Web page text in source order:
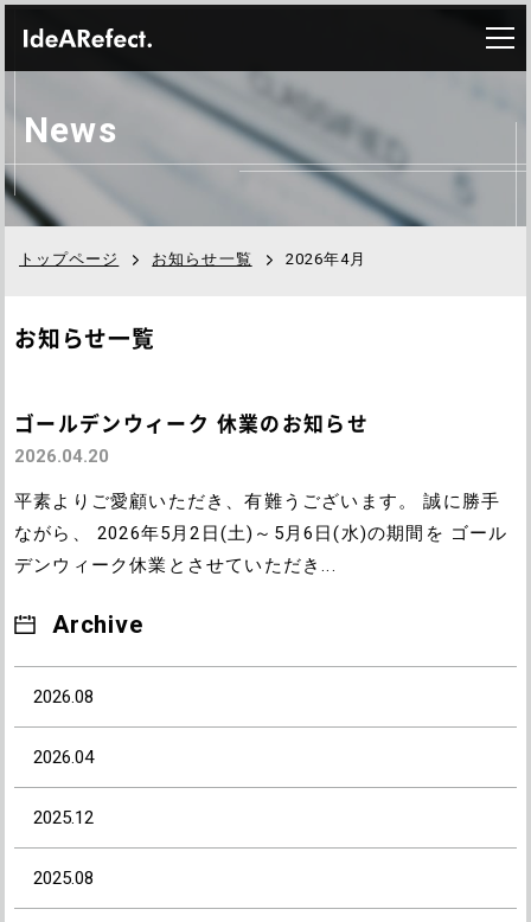
News
トップページ お知らせ一覧 2026年4月
お知らせ一覧
ゴールデンウィーク 休業のお知らせ
2026.04.20
平素よりご愛顧いただき、有難うございます。 誠に勝手
ながら、 2026年5月2日(土)～5月6日(水)の期間を ゴール
デンウィーク休業とさせていただき...
Archive
2026.08
2026.04
2025.12
2025.08